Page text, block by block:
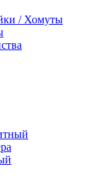
/ Хомуты